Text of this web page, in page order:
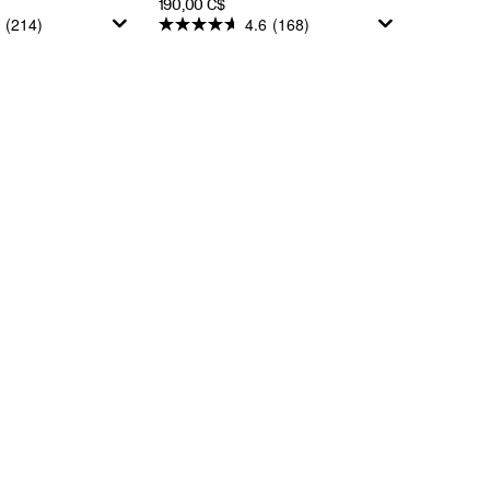
(214)
PRICE
190,00 C$
4.6 (168)